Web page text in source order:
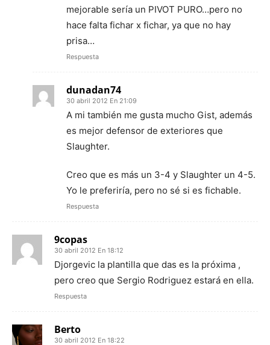
mejorable sería un PIVOT PURO…pero no
hace falta fichar x fichar, ya que no hay
prisa…
Respuesta
dunadan74
30 abril 2012 En 21:09
A mi también me gusta mucho Gist, además
es mejor defensor de exteriores que
Slaughter.
Creo que es más un 3-4 y Slaughter un 4-5.
Yo le preferiría, pero no sé si es fichable.
Respuesta
9copas
30 abril 2012 En 18:12
Djorgevic la plantilla que das es la próxima ,
pero creo que Sergio Rodriguez estará en ella.
Respuesta
Berto
30 abril 2012 En 18:22